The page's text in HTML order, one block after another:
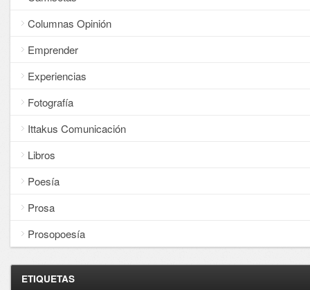
Columnas Opinión
Emprender
Experiencias
Fotografía
Ittakus Comunicación
Libros
Poesía
Prosa
Prosopoesía
ETIQUETAS